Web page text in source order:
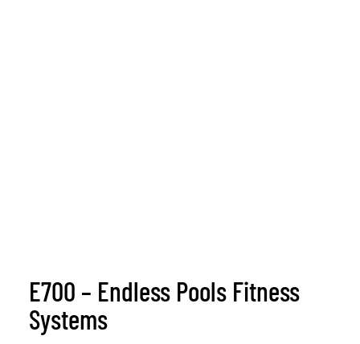
E700 – Endless Pools Fitness
Systems